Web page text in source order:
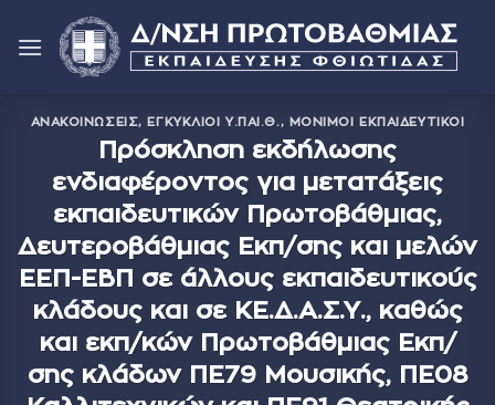
Μετάβαση
στο
περιεχόμενο
ΑΝΑΚΟΙΝΏΣΕΙΣ, ΕΓΚΎΚΛΙΟΙ Υ.ΠΑΙ.Θ., ΜΌΝΙΜΟΙ ΕΚΠΑΙΔΕΥΤΙΚΟΊ
Πρόσκληση εκδήλωσης
ενδιαφέροντος για μετατάξεις
εκπαιδευτικών Πρωτοβάθμιας,
Δευτεροβάθμιας Εκπ/σης και μελών
ΕΕΠ-ΕΒΠ σε άλλους εκπαιδευτικούς
κλάδους και σε ΚΕ.Δ.Α.Σ.Υ., καθώς
και εκπ/κών Πρωτοβάθμιας Εκπ/
σης κλάδων ΠΕ79 Μουσικής, ΠΕ08